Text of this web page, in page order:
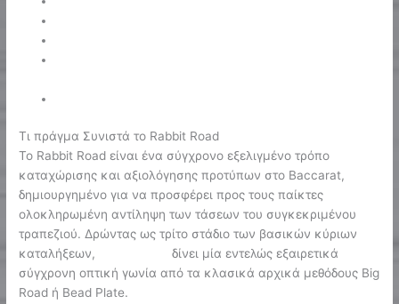
Τι πράγμα Συνιστά το Rabbit Road
Το Rabbit Road είναι ένα σύγχρονο εξελιγμένο τρόπο
καταχώρισης και αξιολόγησης προτύπων στο Baccarat,
δημιουργημένο για να προσφέρει προς τους παίκτες
ολοκληρωμένη αντίληψη των τάσεων του συγκεκριμένου
τραπεζιού. Δρώντας ως τρίτο στάδιο των βασικών κύριων
καταλήξεων,
δίνει μία εντελώς εξαιρετικά
σύγχρονη οπτική γωνία από τα κλασικά αρχικά μεθόδους Big
Road ή Bead Plate.